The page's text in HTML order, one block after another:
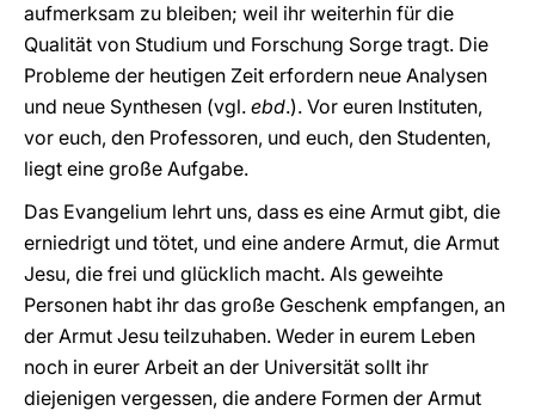
aufmerksam zu bleiben; weil ihr weiterhin für die
Qualität von Studium und Forschung Sorge tragt. Die
Probleme der heutigen Zeit erfordern neue Analysen
und neue Synthesen (vgl. ebd.). Vor euren Instituten,
vor euch, den Professoren, und euch, den Studenten,
liegt eine große Aufgabe.
Das Evangelium lehrt uns, dass es eine Armut gibt, die
erniedrigt und tötet, und eine andere Armut, die Armut
Jesu, die frei und glücklich macht. Als geweihte
Personen habt ihr das große Geschenk empfangen, an
der Armut Jesu teilzuhaben. Weder in eurem Leben
noch in eurer Arbeit an der Universität sollt ihr
diejenigen vergessen, die andere Formen der Armut